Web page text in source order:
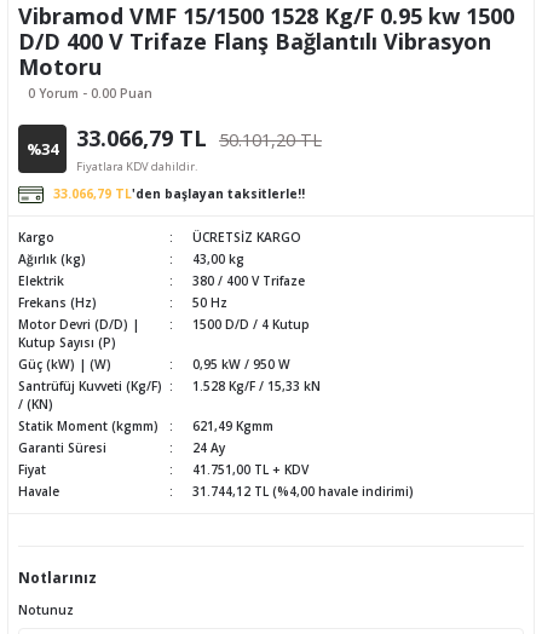
Vibramod VMF 15/1500 1528 Kg/F 0.95 kw 1500
D/D 400 V Trifaze Flanş Bağlantılı Vibrasyon
Motoru
0 Yorum - 0.00 Puan
%34 33.066,79 TL 50.101,20 TL
Fiyatlara KDV dahildir.
33.066,79 TL'den başlayan taksitlerle!!
Kargo
ÜCRETSİZ KARGO
Ağırlık (kg)
43,00 kg
Elektrik
380 / 400 V Trifaze
Frekans (Hz)
50 Hz
Motor Devri (D/D) |
Kutup Sayısı (P)
1500 D/D / 4 Kutup
Güç (kW) | (W)
0,95 kW / 950 W
Santrüfüj Kuvveti (Kg/F)
/ (KN)
1.528 Kg/F / 15,33 kN
Statik Moment (kgmm)
621,49 Kgmm
Garanti Süresi
24 Ay
Fiyat
41.751,00 TL + KDV
Havale
31.744,12 TL (%4,00 havale indirimi)
Notlarınız
Notunuz